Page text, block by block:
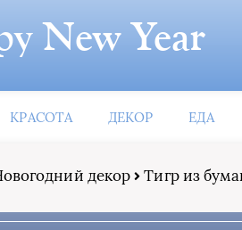
New Year
КРАСОТА ДЕКОР ЕДА
декор Тигр из